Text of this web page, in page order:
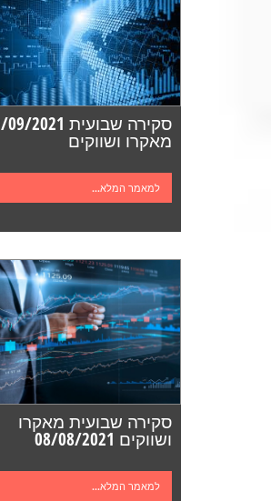
סקירה שבועית 19/
מאקרו ושווקים
למאמר המלא...
סקירה שבועית מאקרו
ושווקים 08/08/2021
למאמר המלא...